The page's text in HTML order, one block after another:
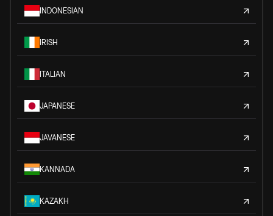
INDONESIAN
IRISH
ITALIAN
JAPANESE
JAVANESE
KANNADA
KAZAKH